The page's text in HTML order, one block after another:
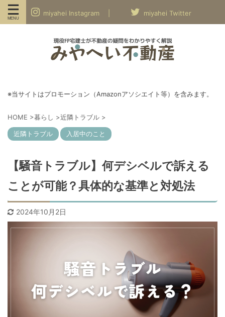
miyahei Instagram | miyahei Twitter
※当サイトはプロモーション（Amazonアソシエイト等）を含みます。
HOME >暮らし >近隣トラブル >
近隣トラブル 入居中のこと
【騒音トラブル】何デシベルで訴える
ことが可能？具体的な基準と対処法
2024年10月2日